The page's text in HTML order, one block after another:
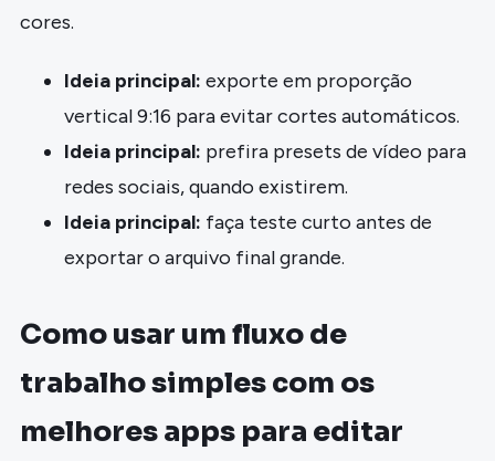
cores.
Ideia principal: exporte em proporção
vertical 9:16 para evitar cortes automáticos.
Ideia principal: prefira presets de vídeo para
redes sociais, quando existirem.
Ideia principal: faça teste curto antes de
exportar o arquivo final grande.
Como usar um fluxo de
trabalho simples com os
melhores apps para editar